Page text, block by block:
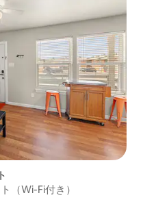
（Wi-Fi付き）